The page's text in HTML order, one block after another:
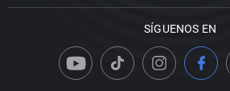
SÍGUENOS EN